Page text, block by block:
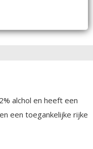
alchol en heeft een
een toegankelijke rijke